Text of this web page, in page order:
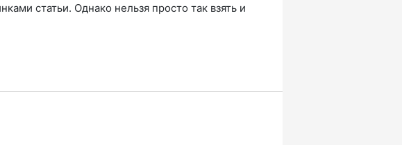
статьи. Однако нельзя просто так взять и